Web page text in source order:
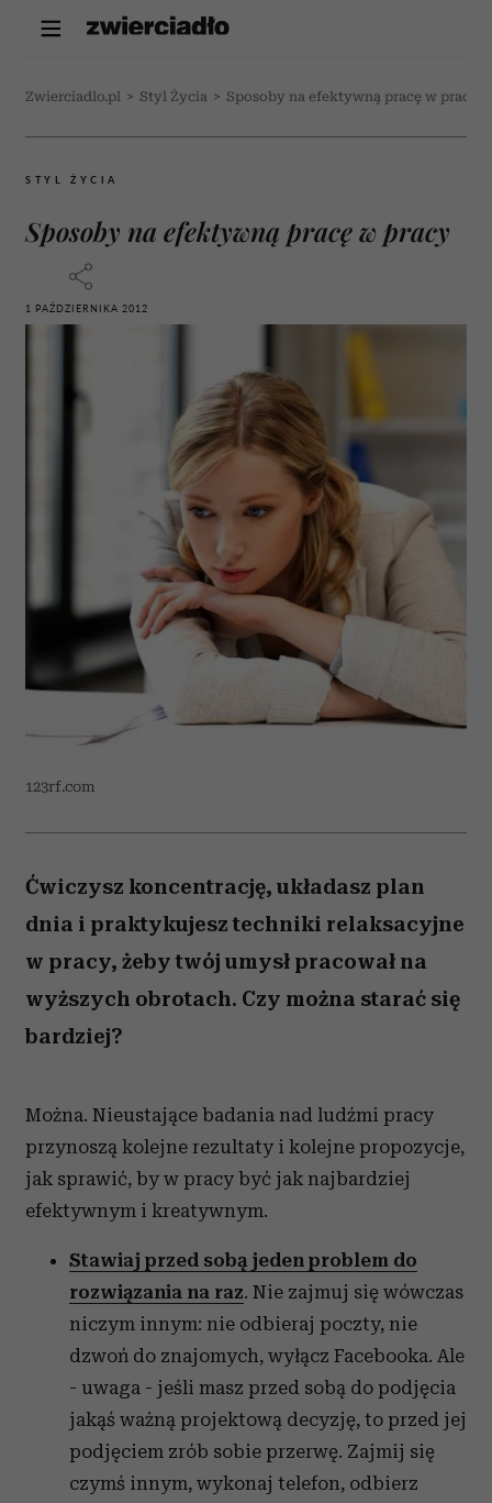
Zwierciadlo.pl > Styl Życia > Sposoby na efektywną pracę w pracy
STYL ŻYCIA
Sposoby na efektywną pracę w pracy
1 PAŹDZIERNIKA 2012
123rf.com
Ćwiczysz koncentrację, układasz plan
dnia i praktykujesz techniki relaksacyjne
w pracy, żeby twój umysł pracował na
wyższych obrotach. Czy można starać się
bardziej?
Można. Nieustające badania nad ludźmi pracy
przynoszą kolejne rezultaty i kolejne propozycje,
jak sprawić, by w pracy być jak najbardziej
efektywnym i kreatywnym.
Stawiaj przed sobą jeden problem do
rozwiązania na raz. Nie zajmuj się wówczas
niczym innym: nie odbieraj poczty, nie
dzwoń do znajomych, wyłącz Facebooka. Ale
- uwaga - jeśli masz przed sobą do podjęcia
jakąś ważną projektową decyzję, to przed jej
podjęciem zrób sobie przerwę. Zajmij się
czymś innym, wykonaj telefon, odbierz